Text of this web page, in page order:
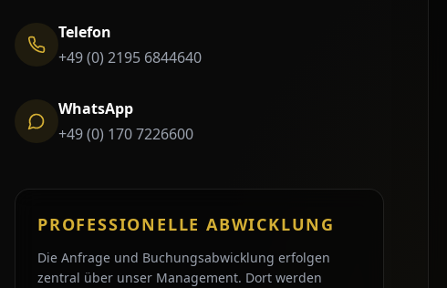
Telefon
+49 (0) 2195 6844640
WhatsApp
+49 (0) 170 7226600
PROFESSIONELLE ABWICKLUNG
Die Anfrage und Buchungsabwicklung erfolgen
zentral über unser Management. Dort werden